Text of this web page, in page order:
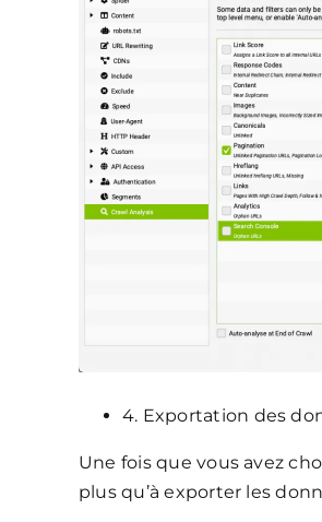
4. Exportation des
Une fois que vous avez
plus qu’à exporter les